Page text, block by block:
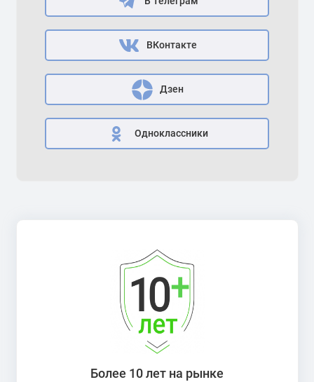
ВКонтакте
Дзен
Одноклассники
Более 10 лет на рынке